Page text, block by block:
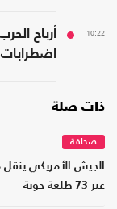
10:22
أرباح
اضطرابات
ذات صلة
صحافة
الجيش الأمريكي
عبر 73 طلعة جوية